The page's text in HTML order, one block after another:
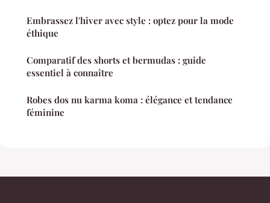
Embrassez l'hiver avec style : optez pour la mode
éthique
Comparatif des shorts et bermudas : guide
essentiel à connaître
Robes dos nu karma koma : élégance et tendance
féminine